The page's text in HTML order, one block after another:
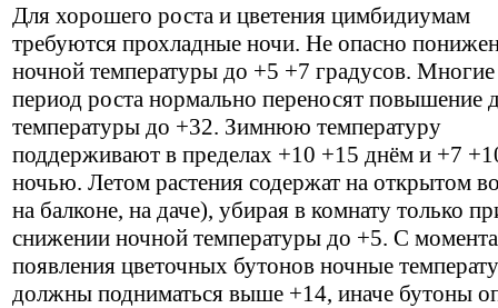
Для хорошего роста и цветения цимбидиумам
требуются прохладные ночи. Не опасно
ночной температуры до +5 +7 градусов.
период роста нормально переносят повышение
температуры до +32. Зимнюю температуру
поддерживают в пределах +10 +15 днём и +7
ночью. Летом растения содержат на открытом
на балконе, на даче), убирая в комнату только
снижении ночной температуры до +5. С момента
появления цветочных бутонов ночные
должны подниматься выше +14, иначе бутоны